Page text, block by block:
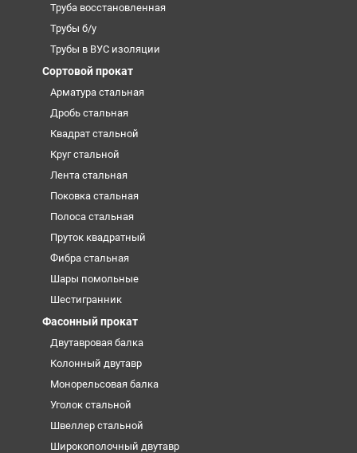
Труба восстановленная
Трубы б/у
Трубы в ВУС изоляции
Сортовой прокат
Арматура стальная
Дробь стальная
Квадрат стальной
Круг стальной
Лента стальная
Поковка стальная
Полоса стальная
Пруток квадратный
Фибра стальная
Шары помольные
Шестигранник
Фасонный прокат
Двутавровая балка
Колонный двутавр
Монорельсовая балка
Уголок стальной
Швеллер стальной
Широкополочный двутавр